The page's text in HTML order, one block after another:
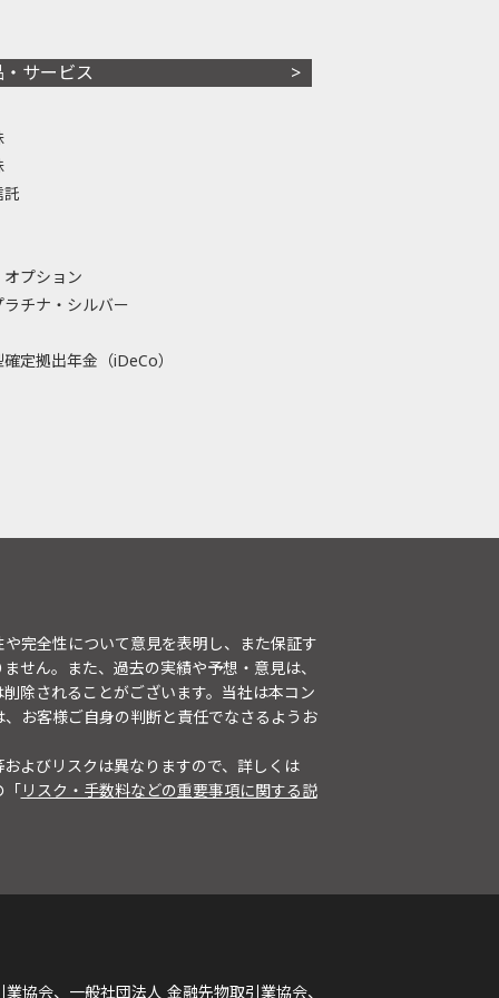
・サービス
託
プション
ラチナ・シルバー
定拠出年金（iDeCo）
完全性について意見を表明し、また保証す
せん。また、過去の実績や予想・意見は、
除されることがございます。当社は本コン
お客様ご自身の判断と責任でなさるようお
よびリスクは異なりますので、詳しくは
「リスク・手数料などの重要事項に関する説
協会、一般社団法人 金融先物取引業協会、